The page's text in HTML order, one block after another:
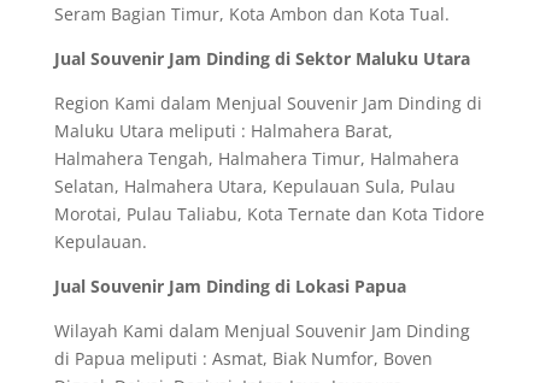
Seram Bagian Timur, Kota Ambon dan Kota Tual.
Jual Souvenir Jam Dinding di Sektor Maluku Utara
Region Kami dalam Menjual Souvenir Jam Dinding di
Maluku Utara meliputi : Halmahera Barat,
Halmahera Tengah, Halmahera Timur, Halmahera
Selatan, Halmahera Utara, Kepulauan Sula, Pulau
Morotai, Pulau Taliabu, Kota Ternate dan Kota Tidore
Kepulauan.
Jual Souvenir Jam Dinding di Lokasi Papua
Wilayah Kami dalam Menjual Souvenir Jam Dinding
di Papua meliputi : Asmat, Biak Numfor, Boven